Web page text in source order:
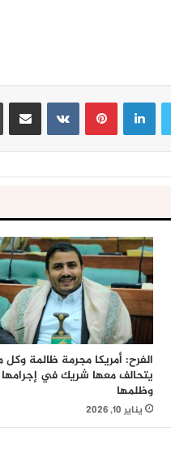
لينكدإنبينتيريست
الفرح: أمريكا مجرمة ظالمة وكل
يتحالف معها شريك في إجرامها
وظلمها
يناير 10, 2026